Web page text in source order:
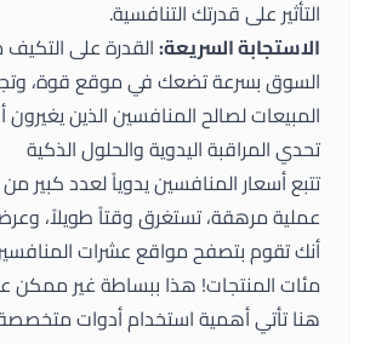
التأثير على قدرتك التنافسية.
الاستجابة السريعة:القدرة على
السوق بسرعة تضعك في موقع قوة،
المبيعات لصالح المنافسين الذين
تحدي المراقبة اليدوية والحلول الذكية
تتبع أسعار المنافسين يدوياً لعدد كبير
عملية مرهقة، تستغرق وقتاً طويلاً،
أنك تقوم بتصفح مواقع عشرات
مئات المنتجات! هذا ببساطة غير ممكن
هنا تأتي أهمية استخدام أدوات